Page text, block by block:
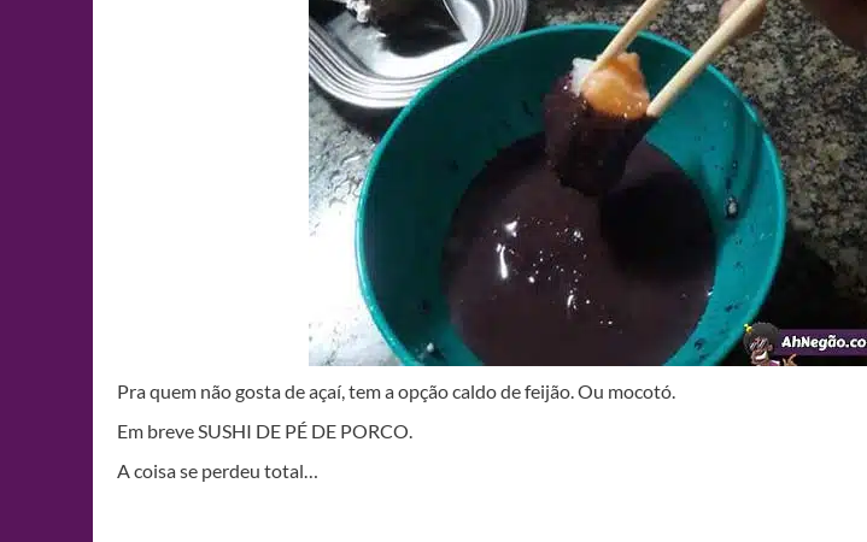
Pra quem não gosta de açaí, tem a opção caldo de feijão. Ou mocotó.
Em breve SUSHI DE PÉ DE PORCO.
A coisa se perdeu total…